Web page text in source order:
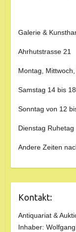
Galerie &
Ahrhutstrasse 21
Montag,
Samstag 14 bis
Sonntag von 12
Dienstag Ruhetag
Andere Zeiten
Kontakt:
Antiquariat &
Inhaber: